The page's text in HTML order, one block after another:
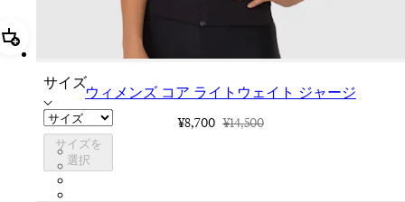
追加 ウィメンズ コア ライトウェイト ジャージ
サイズ
サイズを
選択
ウィメンズ コア ライトウェイト ジャージ
¥8,700 ¥14,500
CWL01SSBLK
CWL01SSHPW